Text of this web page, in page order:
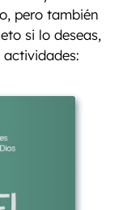
pero también
si lo deseas,